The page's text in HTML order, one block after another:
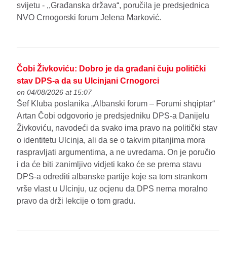
svijetu - ,,Građanska država“, poručila je predsjednica
NVO Crnogorski forum Jelena Marković.
Čobi Živkoviću: Dobro je da građani čuju politički
stav DPS-a da su Ulcinjani Crnogorci
on 04/08/2026 at 15:07
Šef Kluba poslanika „Albanski forum – Forumi shqiptar“
Artan Čobi odgovorio je predsjedniku DPS-a Danijelu
Živkoviću, navodeći da svako ima pravo na politički stav
o identitetu Ulcinja, ali da se o takvim pitanjima mora
raspravljati argumentima, a ne uvredama. On je poručio
i da će biti zanimljivo vidjeti kako će se prema stavu
DPS-a odrediti albanske partije koje sa tom strankom
vrše vlast u Ulcinju, uz ocjenu da DPS nema moralno
pravo da drži lekcije o tom gradu.